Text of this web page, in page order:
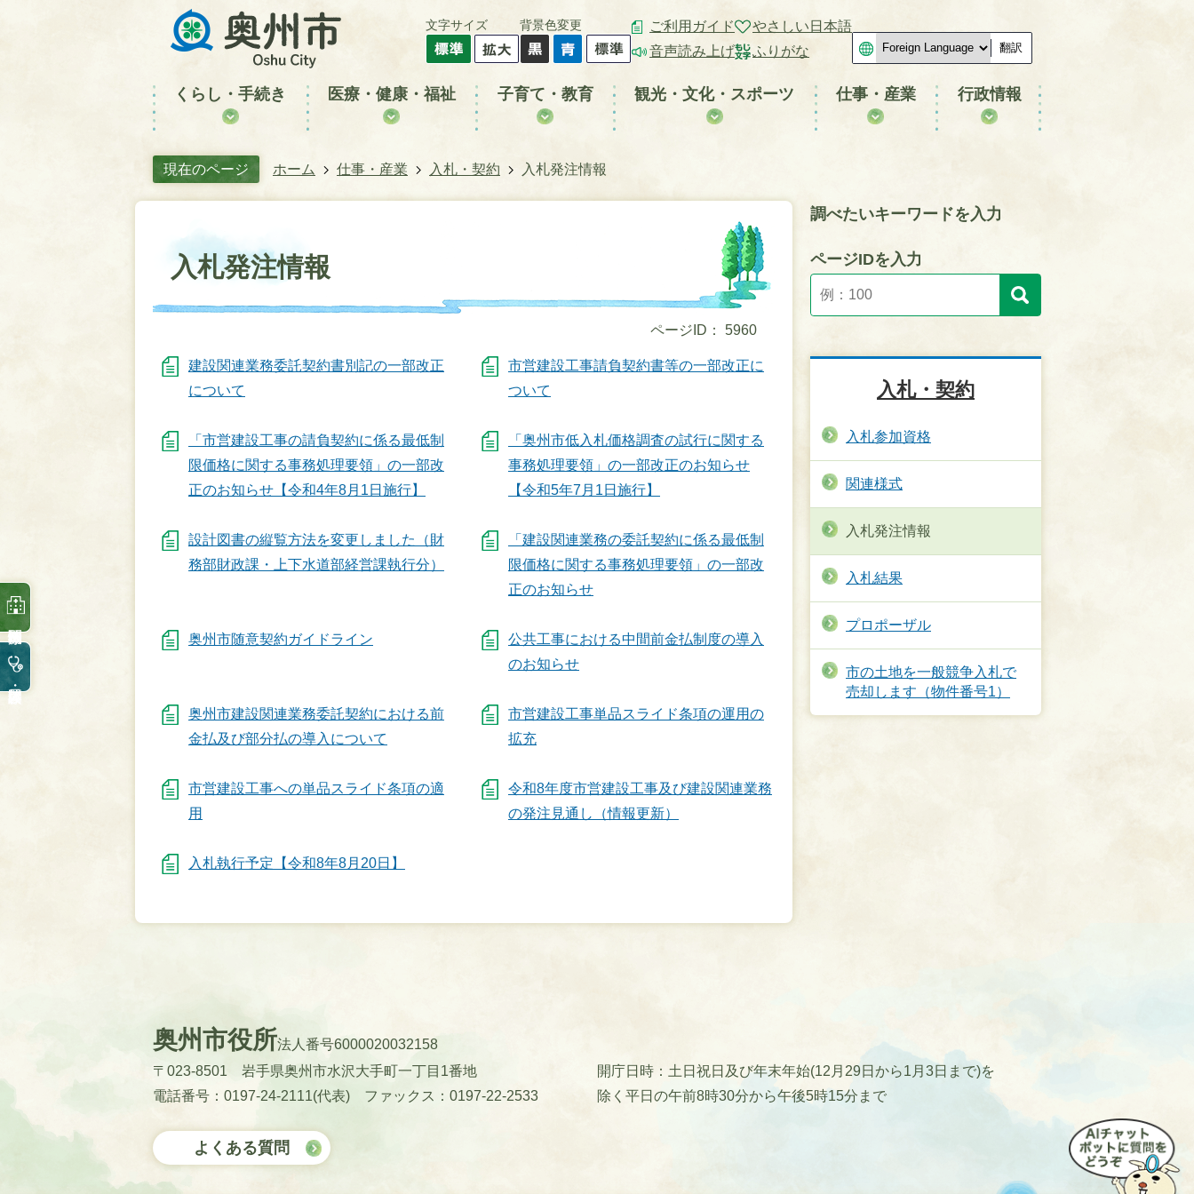
文字サイズ 背景色変更
ご利用ガイド
音声読み上げ
やさしい日本語
ふりがな
翻訳
くらし・手続き 医療・健康・福祉 子育て・教育 観光・文化・スポーツ 仕事・産業 行政情報
現在のページ ホーム 仕事・産業 入札・契約 入札発注情報
入札発注情報
ページID： 5960
建設関連業務委託契約書別記の一部改正
について
市営建設工事請負契約書等の一部改正に
ついて
「市営建設工事の請負契約に係る最低制
限価格に関する事務処理要領」の一部改
正のお知らせ【令和4年8月1日施行】
「奥州市低入札価格調査の試行に関する
事務処理要領」の一部改正のお知らせ
【令和5年7月1日施行】
設計図書の縦覧方法を変更しました（財
務部財政課・上下水道部経営課執行分）
「建設関連業務の委託契約に係る最低制
限価格に関する事務処理要領」の一部改
正のお知らせ
奥州市随意契約ガイドライン
公共工事における中間前金払制度の導入
のお知らせ
奥州市建設関連業務委託契約における前
金払及び部分払の導入について
市営建設工事単品スライド条項の運用の
拡充
市営建設工事への単品スライド条項の適
用
令和8年度市営建設工事及び建設関連業務
の発注見通し（情報更新）
入札執行予定【令和8年8月20日】
調べたいキーワードを入力
ページIDを入力
入札・契約
入札参加資格
関連様式
入札発注情報
入札結果
プロポーザル
市の土地を一般競争入札で
売却します（物件番号1）
奥州市役所法人番号6000020032158
〒023-8501 岩手県奥州市水沢大手町一丁目1番地
電話番号：0197-24-2111(代表)
ファックス：0197-22-2533
開庁日時：土日祝日及び年末年始(12月29日から1月3日まで)を
除く平日の午前8時30分から午後5時15分まで
よくある質問